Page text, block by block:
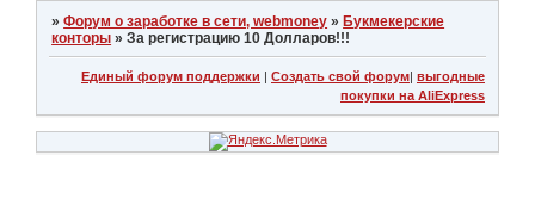
»Форум о заработке в сети, webmoney » Букмекерские
конторы »За регистрацию 10 Долларов!!!
Единый форум поддержки | Создать свой форум| выгодные
покупки на AliExpress